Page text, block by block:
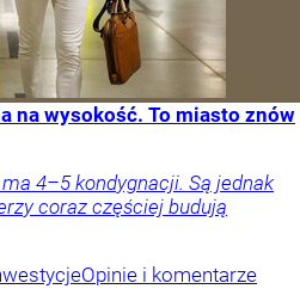
na wysokość. To miasto znów
4–5 kondygnacji. Są jednak
coraz częściej budują
Opinie i komentarze